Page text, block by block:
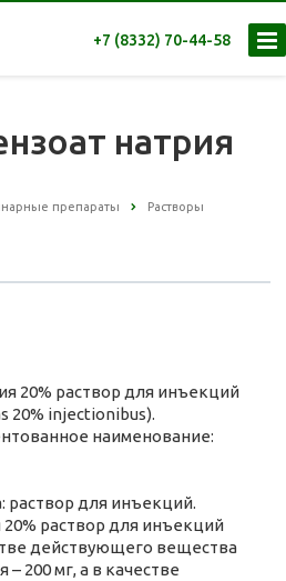
+7 (8332) 70-44-58
натрия
препараты Растворы
20% раствор для инъекций
20% injectionibus).
наименование:
раствор для инъекций.
раствор для инъекций
действующего вещества
200 мг, а в качестве